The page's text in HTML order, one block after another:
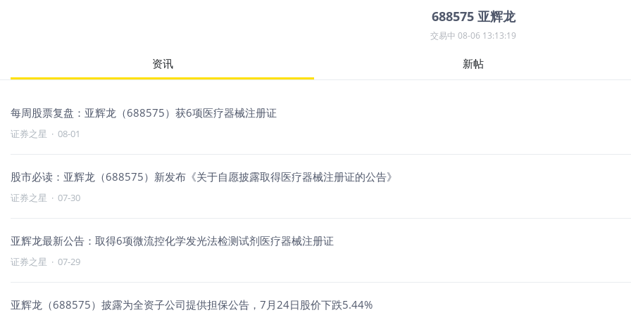
688575 亚辉龙
交易中 08-06 13:13:19
资讯 新帖
每周股票复盘：亚辉龙（688575）获6项医疗器械注册证
证券之星 · 08-01
股市必读：亚辉龙（688575）新发布《关于自愿披露取得医疗器械注册证的公告》
证券之星 · 07-30
亚辉龙最新公告：取得6项微流控化学发光法检测试剂医疗器械注册证
证券之星 · 07-29
亚辉龙（688575）披露为全资子公司提供担保公告，7月24日股价下跌5.44%